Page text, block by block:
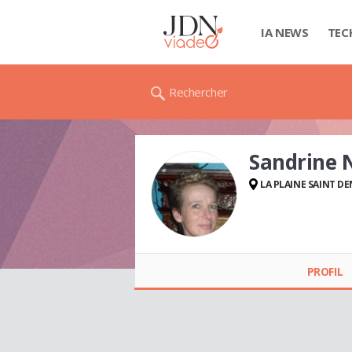
IA NEWS
Rechercher
Sandrine
LA PLAINE SAINT
PROFIL